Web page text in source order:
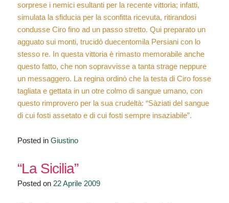
sorprese i nemici esultanti per la recente vittoria; infatti,
simulata la sfiducia per la sconfitta ricevuta, ritirandosi
condusse Ciro fino ad un passo stretto. Qui preparato un
agguato sui monti, trucidò duecentomila Persiani con lo
stesso re. In questa vittoria è rimasto memorabile anche
questo fatto, che non sopravvisse a tanta strage neppure
un messaggero. La regina ordinò che la testa di Ciro fosse
tagliata e gettata in un otre colmo di sangue umano, con
questo rimprovero per la sua crudeltà: “Sàziati del sangue
di cui fosti assetato e di cui fosti sempre insaziabile”.
Posted in Giustino
“La Sicilia”
Posted on 22 Aprile 2009